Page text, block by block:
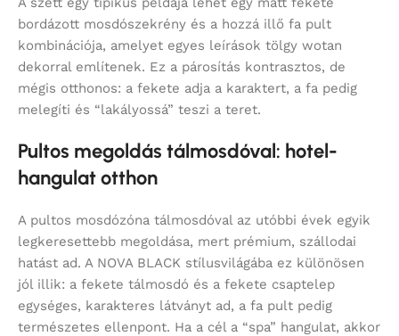
bordázott mosdószekrény és a hozzá illő fa pult
kombinációja, amelyet egyes leírások tölgy wotan
dekorral említenek. Ez a párosítás kontrasztos, de
mégis otthonos: a fekete adja a karaktert, a fa pedig
melegíti és “lakályossá” teszi a teret.
Pultos megoldás tálmosdóval: hotel-
hangulat otthon
A pultos mosdózóna tálmosdóval az utóbbi évek egyik
legkeresettebb megoldása, mert prémium, szállodai
hatást ad. A NOVA BLACK stílusvilágába ez különösen
jól illik: a fekete tálmosdó és a fekete csaptelep
egységes, karakteres látványt ad, a fa pult pedig
természetes ellenpont. Ha a cél a “spa” hangulat, akkor